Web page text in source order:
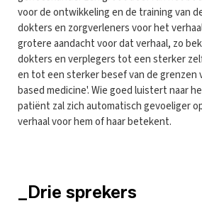
voor de ontwikkeling en de training van
dokters en zorgverleners voor het
grotere aandacht voor dat verhaal, zo
dokters en verplegers tot een sterker
en tot een sterker besef van de grenzen
based medicine'. Wie goed luistert naar
patiënt zal zich automatisch gevoeliger
verhaal voor hem of haar betekent.
_Drie sprekers